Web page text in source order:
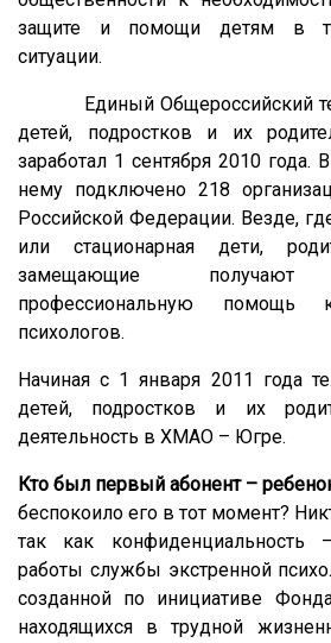
защите и помощи детям в
ситуации.
Единый Общероссийский
детей, подростков и их
заработал 1 сентября 2010 года.
нему подключено 218
Российской Федерации. Везде,
или стационарная дети,
замещающие получают
профессиональную помощь
психологов.
Начиная с 1 января 2011 года
детей, подростков и их
деятельность в ХМАО – Югре.
Кто был первый абонент –
беспокоило его в тот момент?
так как конфиденциальность
работы службы экстренной
созданной по инициативе
находящихся в трудной